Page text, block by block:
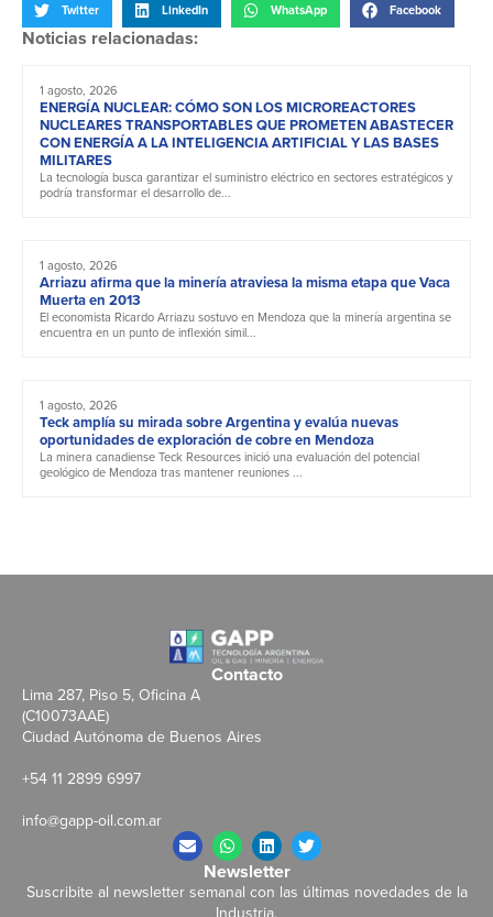
Twitter LinkedIn WhatsApp Facebook
Noticias relacionadas:
1 agosto, 2026
ENERGÍA NUCLEAR: CÓMO SON LOS MICROREACTORES
NUCLEARES TRANSPORTABLES QUE PROMETEN ABASTECER
CON ENERGÍA A LA INTELIGENCIA ARTIFICIAL Y LAS BASES
MILITARES
La tecnología busca garantizar el suministro eléctrico en sectores estratégicos y
podría transformar el desarrollo de...
1 agosto, 2026
Arriazu afirma que la minería atraviesa la misma etapa que Vaca
Muerta en 2013
El economista Ricardo Arriazu sostuvo en Mendoza que la minería argentina se
encuentra en un punto de inflexión simil...
1 agosto, 2026
Teck amplía su mirada sobre Argentina y evalúa nuevas
oportunidades de exploración de cobre en Mendoza
La minera canadiense Teck Resources inició una evaluación del potencial
geológico de Mendoza tras mantener reuniones ...
Contacto
Lima 287, Piso 5, Oficina A
(C10073AAE)
Ciudad Autónoma de Buenos Aires
+54 11 2899 6997
info@gapp-oil.com.ar
Newsletter
Suscribite al newsletter semanal con las últimas novedades de la